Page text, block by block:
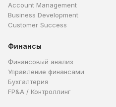
Account Management
Business Development
Customer Success
Финансы
Финансовый анализ
Управление финансами
Бухгалтерия
FP&A / Контроллинг